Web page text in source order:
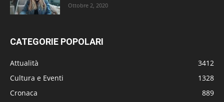
Ottobre 2, 2020
CATEGORIE POPOLARI
Attualità
3412
Cultura e Eventi
1328
Cronaca
889